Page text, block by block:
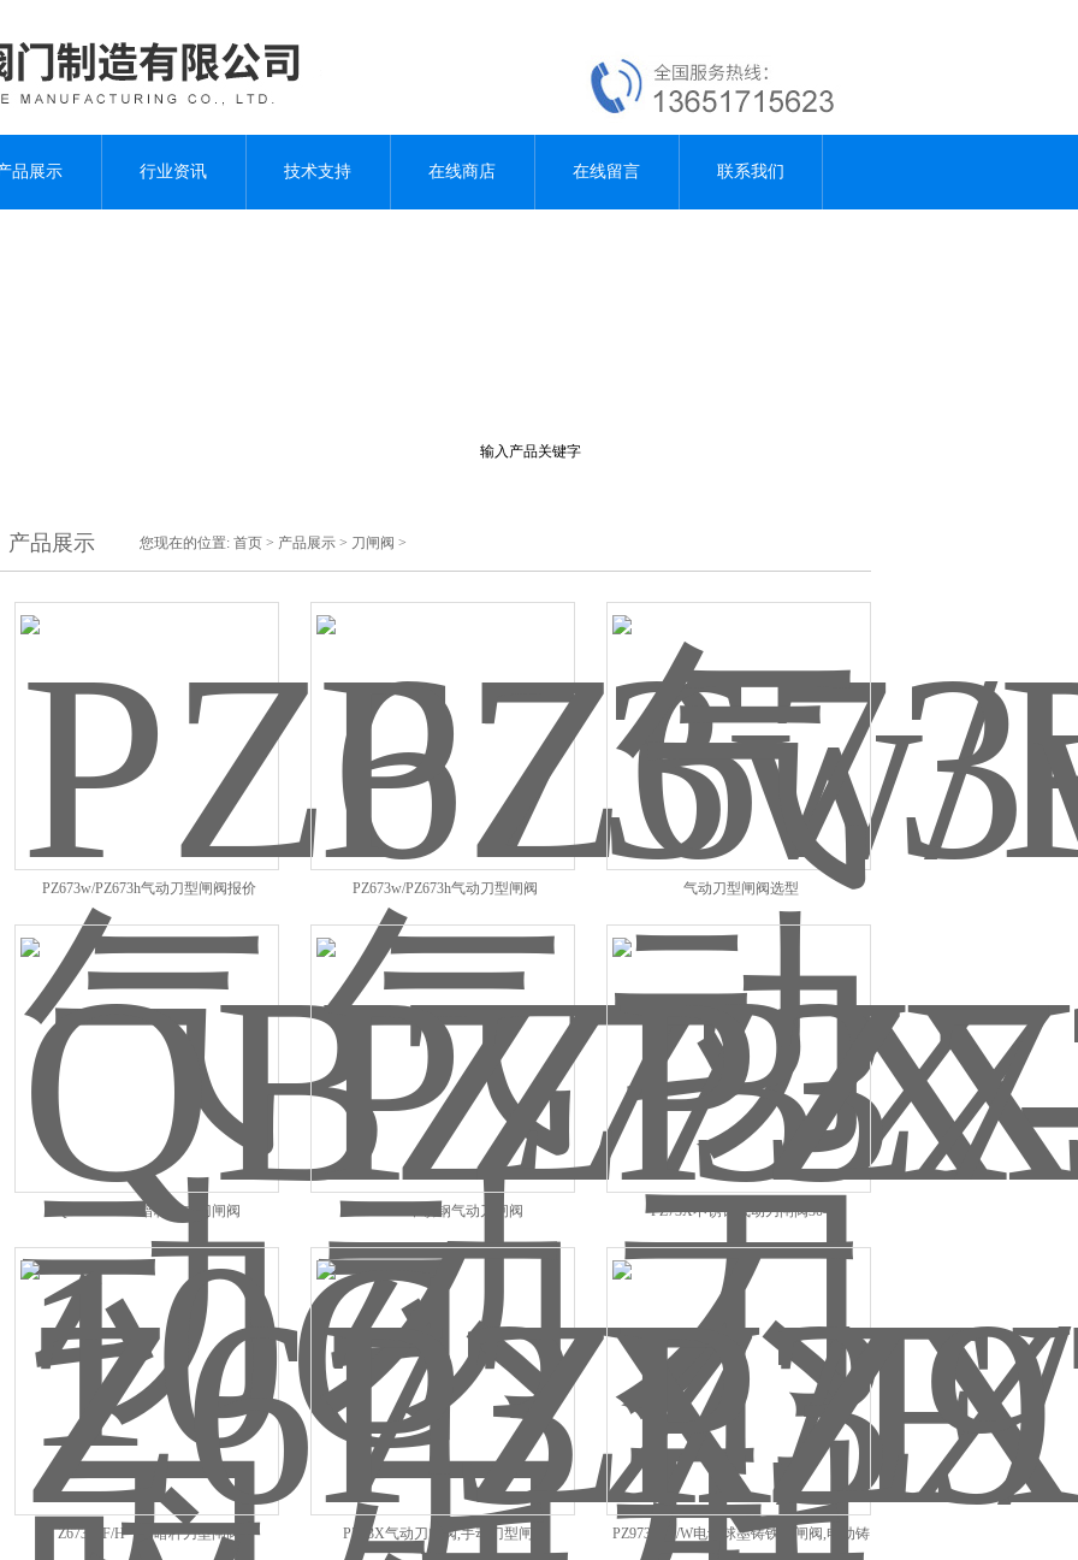
品展示 行业资讯 技术支持 在线商店 在线留言 联系我们
产品展示 您现在的位置: 首页 > 产品展示 > 刀闸阀 >
PZ673w/PZ673h气动刀型闸阀报价 PZ673w/PZ673h气动刀型闸阀 气动刀型闸阀选型
QBZ73X-10C暗杆对夹刀闸阀 PZ73X不锈钢气动刀闸阀 PZ73X不锈钢气动刀闸阀304
Z673X/F/H气动暗杆刀型闸阀 PZ73X气动刀闸阀,手动刀型闸阀 PZ973X/H/W电动球墨铸铁刀闸阀,电动铸